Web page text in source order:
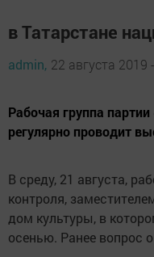
в Татарстане
admin, 22 августа 2019
Рабочая группа
регулярно проводит
В среду, 21 августа,
контроля,
дом культуры, в
осенью. Ранее вопрос